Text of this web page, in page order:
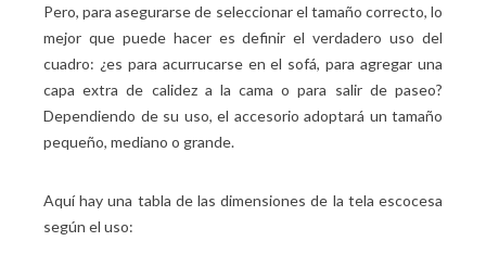
Pero, para asegurarse de seleccionar el tamaño correcto, lo
mejor que puede hacer es definir el verdadero uso del
cuadro: ¿es para acurrucarse en el sofá, para agregar una
capa extra de calidez a la cama o para salir de paseo?
Dependiendo de su uso, el accesorio adoptará un tamaño
pequeño, mediano o grande.
Aquí hay una tabla de las dimensiones de la tela escocesa
según el uso: